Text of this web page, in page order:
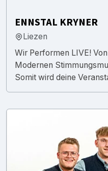
ENNSTAL KRYNER
Liezen
Wir Performen LIVE!
Modernen
Somit wird deine